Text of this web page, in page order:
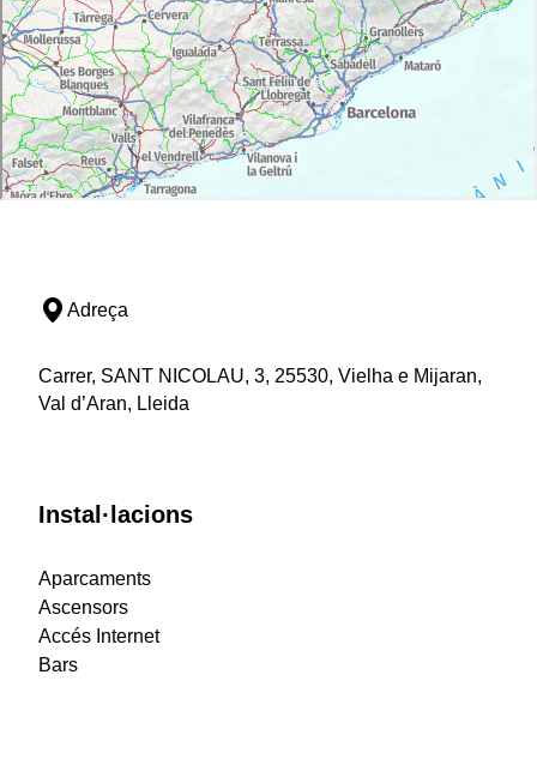
Adreça
Carrer, SANT NICOLAU, 3, 25530, Vielha e Mijaran,
Val d’Aran, Lleida
Instal·lacions
Aparcaments
Ascensors
Accés Internet
Bars